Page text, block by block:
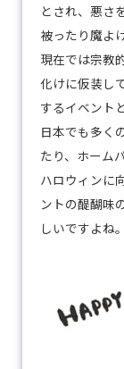
とされ、悪さ
被ったり魔よ
現在では宗教
化けに仮装し
するイベント
日本でも多く
たり、ホーム
ハロウィンに
ントの醍醐味
しいですよね。